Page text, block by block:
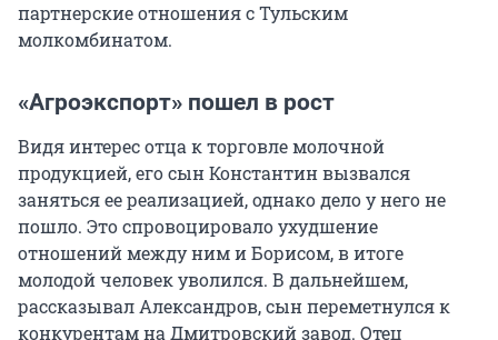
партнерские отношения с Тульским
молкомбинатом.
«Агроэкспорт» пошел в рост
Видя интерес отца к торговле молочной
продукцией, его сын Константин вызвался
заняться ее реализацией, однако дело у него не
пошло. Это спровоцировало ухудшение
отношений между ним и Борисом, в итоге
молодой человек уволился. В дальнейшем,
рассказывал Александров, сын переметнулся к
конкурентам на Дмитровский завод. Отец